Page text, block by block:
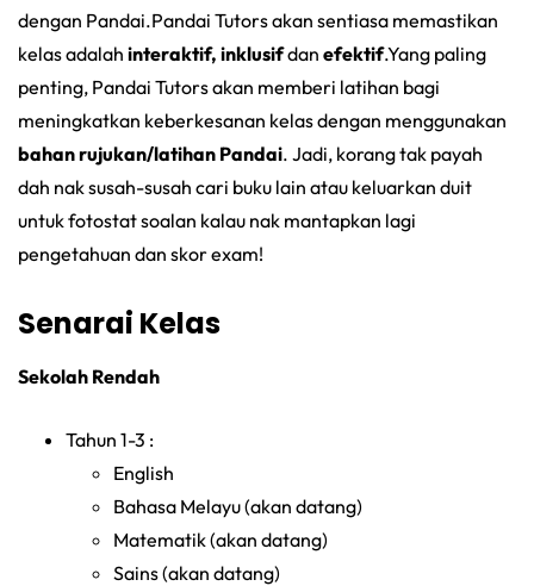
dengan Pandai.Pandai Tutors akan sentiasa memastikan
kelas adalah interaktif, inklusifdan efektif.Yang paling
penting, Pandai Tutors akan memberi latihan bagi
meningkatkan keberkesanan kelas dengan menggunakan
bahan rujukan/latihan Pandai. Jadi, korang tak payah
dah nak susah-susah cari buku lain atau keluarkan duit
untuk fotostat soalan kalau nak mantapkan lagi
pengetahuan dan skor exam!
Senarai Kelas
Sekolah Rendah
Tahun 1-3 :
English
Bahasa Melayu (akan datang)
Matematik (akan datang)
Sains (akan datang)